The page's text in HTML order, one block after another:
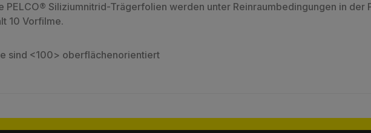
PELCO® Siliziumnitrid-Trägerfolien werden unter Reinraumbedingungen in der
10 Vorfilme.
sind <100> oberflächenorientiert